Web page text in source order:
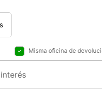
Misma oficina de